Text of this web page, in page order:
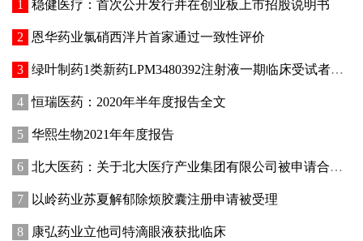
稳健医疗：首次公开发行并在创业板上市招股说明书
恩华药业氯硝西泮片首家通过一致性评价
绿叶制药1类新药LPM3480392注射液一期临床受试者入组
恒瑞医药：2020年半年度报告全文
华熙生物2021年年度报告
北大医药：关于北大医疗产业集团有限公司被申请合并重整的公告
以岭药业苏夏解郁除烦胶囊注册申请被受理
康弘药业立他司特滴眼液获批临床